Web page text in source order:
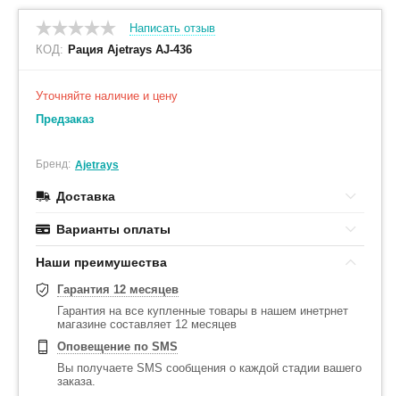
Написать отзыв
КОД: Рация Ajetrays AJ-436
Уточняйте наличие и цену
Предзаказ
Бренд: Ajetrays
Доставка
Варианты оплаты
Наши преимушества
Гарантия 12 месяцев
Гарантия на все купленные товары в нашем инетрнет
магазине составляет 12 месяцев
Оповещение по SMS
Вы получаете SMS сообщения о каждой стадии вашего
заказа.